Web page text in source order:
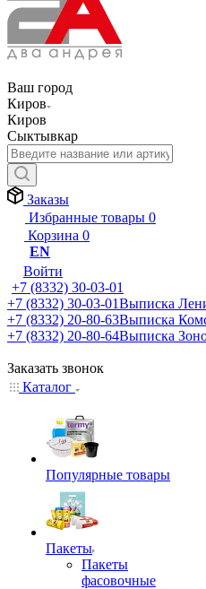
Ваш город
Киров
Киров
Сыктывкар
Заказы
Избранные товары 0
Корзина 0
EN
Войти
+7 (8332) 30-03-01
+7 (8332) 30-03-01Выписка
+7 (8332) 20-80-63Выписка
+7 (8332) 20-80-64Выписка
Заказать звонок
Каталог
Популярные товары
Пакеты
Пакеты
фасовочные